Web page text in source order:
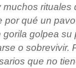
rituales
por qué un
golpea su
o sobrevivir.
que no